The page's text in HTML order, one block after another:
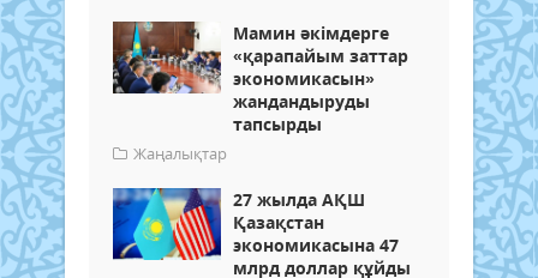
Мамин әкімдерге
«қарапайым заттар
экономикасын»
жандандыруды
тапсырды
Жаңалықтар
27 жылда АҚШ
Қазақстан
экономикасына 47
млрд доллар құйды